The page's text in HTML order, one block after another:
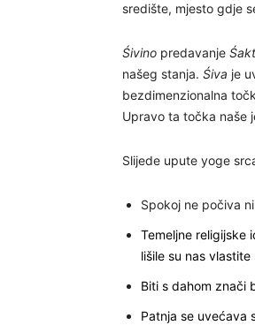
središte, mjesto gdje
Śivino predavanje
našeg stanja. Śiva je
bezdimenzionalna
Upravo ta točka naše
Slijede upute yoge
Spokoj ne počiva
Temeljne religijske
lišile su nas
Biti s dahom znači
Patnja se uvećava